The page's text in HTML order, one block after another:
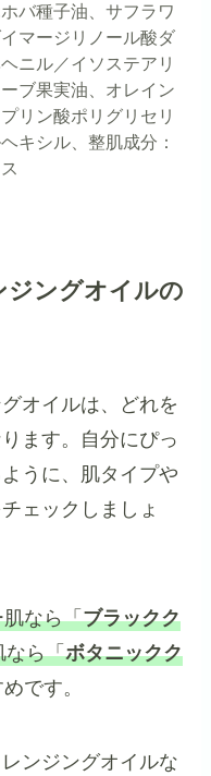
バ種子油、サフラワ
マージリノール酸ダ
ニル／イソステアリ
ブ果実油、オレイン
リン酸ポリグリセリ
キシル、整肌成分：
ジングオイルの
オイルは、どれを
ます。自分にぴっ
うに、肌タイプや
ェックしましょ
なら「ブラックク
なら「ボタニックク
です。
ンジングオイルな